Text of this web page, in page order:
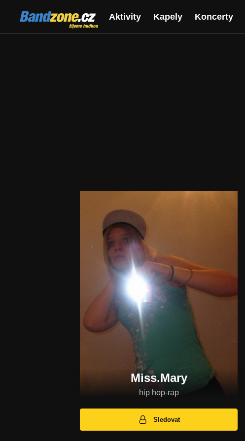
Bandzone.cz
žijeme hudbou
Aktivity Kapely Koncerty
Miss.Mary
hip hop-rap
Sledovat